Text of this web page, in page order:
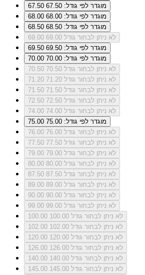
67.50
מוגדר לפי גודל: 67.50
68.00
מוגדר לפי גודל: 68.00
68.50
מוגדר לפי גודל: 68.50
69.00
לא ניתן לבחור גודל 69.00
69.50
מוגדר לפי גודל: 69.50
70.00
מוגדר לפי גודל: 70.00
70.50
לא ניתן לבחור גודל 70.50
71.20
לא ניתן לבחור גודל 71.20
71.50
לא ניתן לבחור גודל 71.50
72.50
לא ניתן לבחור גודל 72.50
74.00
לא ניתן לבחור גודל 74.00
75.00
מוגדר לפי גודל: 75.00
76.00
לא ניתן לבחור גודל 76.00
77.50
לא ניתן לבחור גודל 77.50
79.00
לא ניתן לבחור גודל 79.00
80.00
לא ניתן לבחור גודל 80.00
87.50
לא ניתן לבחור גודל 87.50
89.00
לא ניתן לבחור גודל 89.00
90.00
לא ניתן לבחור גודל 90.00
99.00
לא ניתן לבחור גודל 99.00
100.00
לא ניתן לבחור גודל 100.00
102.00
לא ניתן לבחור גודל 102.00
120.00
לא ניתן לבחור גודל 120.00
126.00
לא ניתן לבחור גודל 126.00
140.00
לא ניתן לבחור גודל 140.00
145.00
לא ניתן לבחור גודל 145.00